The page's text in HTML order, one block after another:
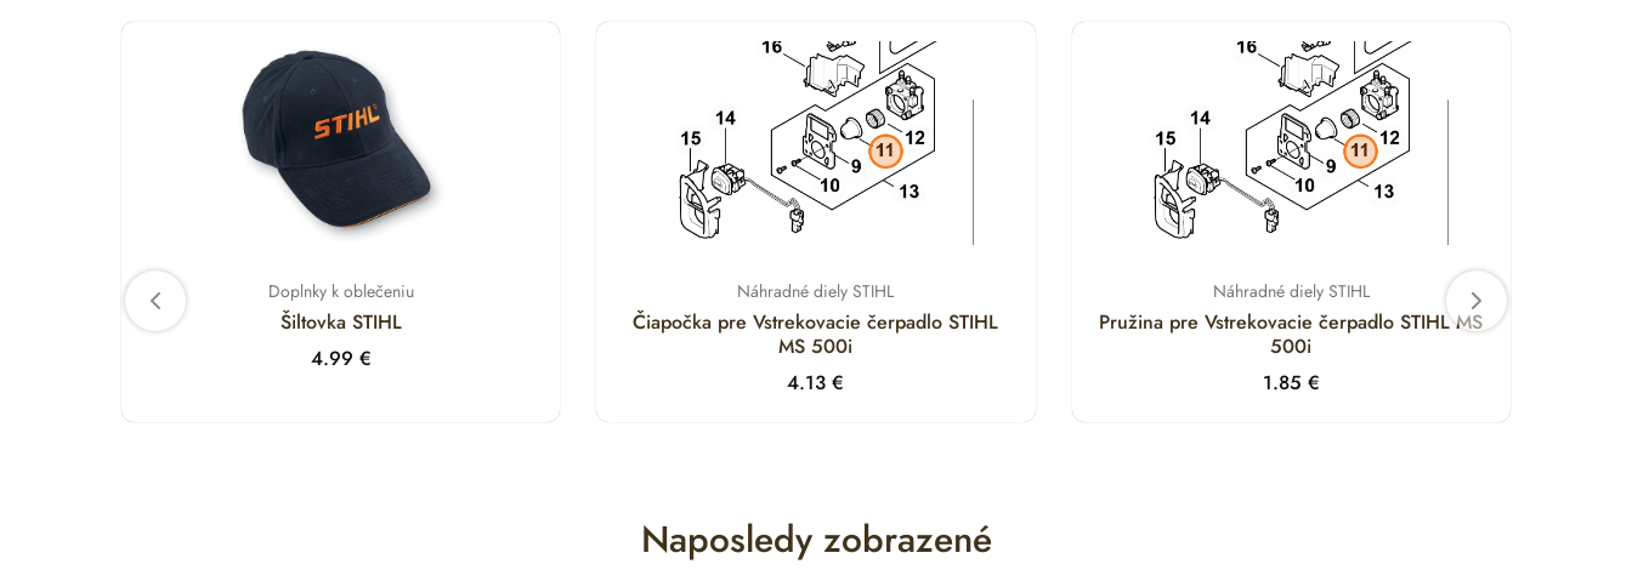
Doplnky k oblečeniu
Šiltovka STIHL
4.99 €
Náhradné diely STIHL
Čiapočka pre Vstrekovacie čerpadlo STIHL
MS 500i
4.13€
Náhradné diely STIHL
Pružina pre Vstrekovacie čerpadlo STIHL MS
500i
1.85 €
Naposledy zobrazené